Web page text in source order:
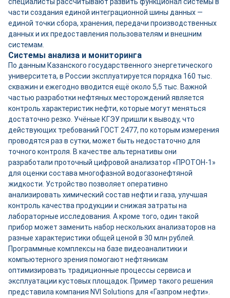
части создания единой интеграционной шины данных —
единой точки сбора, хранения, передачи производственных
данных и их предоставления пользователям и внешним
системам.
Системы анализа и мониторинга
По данным Казанского государственного энергетического
университета, в России эксплуатируется порядка 160 тыс.
скважин и ежегодно вводится ещё около 5,5 тыс. Важной
частью разработки нефтяных месторождений является
контроль характеристик нефти, которые могут меняться
достаточно резко. Учёные КГЭУ пришли к выводу, что
действующих требований ГОСТ 2477, по которым измерения
проводятся раз в сутки, может быть недостаточно для
точного контроля. В качестве альтернативы они
разработали проточный цифровой анализатор «ПРОТОН-1»
для оценки состава многофазной водогазонефтяной
жидкости. Устройство позволяет оперативно
анализировать химический состав нефти и газа, улучшая
контроль качества продукции и снижая затраты на
лабораторные исследования. А кроме того, один такой
прибор может заменить набор нескольких анализаторов на
разные характеристики общей ценой в 30 млн рублей.
Программные комплексы на базе видеоаналитики и
компьютерного зрения помогают нефтяникам
оптимизировать традиционные процессы сервиса и
эксплуатации кустовых площадок. Пример такого решения
представила компания NVI Solutions для «Газпром нефти».